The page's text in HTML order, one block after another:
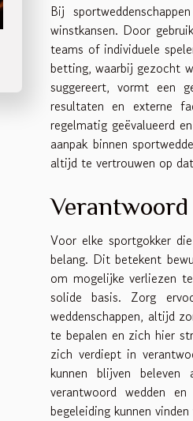
Bij
winstkansen. Door
teams of individuele
betting, waarbij gezocht
suggereert, vormt een
resultaten en externe
regelmatig geëvalueerd
aanpak binnen
altijd te vertrouwen op
Voor elke sportgokker
belang. Dit betekent
om mogelijke verliezen
solide basis. Zorg
weddenschappen, altijd
te bepalen en zich hier
zich verdiept in
kunnen blijven beleven
verantwoord wedden
begeleiding kunnen